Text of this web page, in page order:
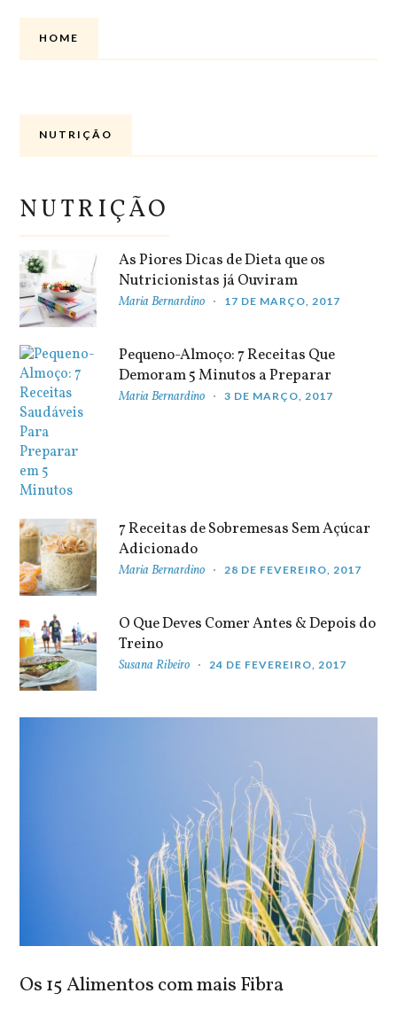
HOME
NUTRIÇÃO
NUTRIÇÃO
As Piores Dicas de Dieta que os
Nutricionistas já Ouviram
Maria Bernardino 17 DE MARÇO, 2017
Pequeno-Almoço: 7 Receitas Que
Demoram 5 Minutos a Preparar
Maria Bernardino 3 DE MARÇO, 2017
7 Receitas de Sobremesas Sem Açúcar
Adicionado
Maria Bernardino 28 DE FEVEREIRO, 2017
O Que Deves Comer Antes & Depois do
Treino
Susana Ribeiro 24 DE FEVEREIRO, 2017
Os 15 Alimentos com mais Fibra